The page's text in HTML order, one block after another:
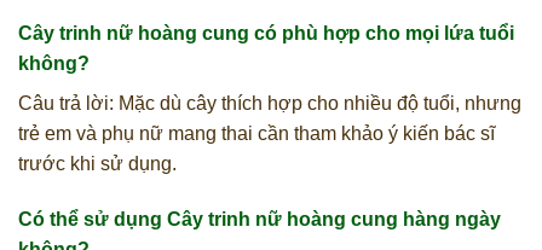
Cây trinh nữ hoàng cung có phù hợp cho mọi lứa tuổi
không?
Câu trả lời: Mặc dù cây thích hợp cho nhiều độ tuổi, nhưng
trẻ em và phụ nữ mang thai cần tham khảo ý kiến bác sĩ
trước khi sử dụng.
Có thể sử dụng Cây trinh nữ hoàng cung hàng ngày